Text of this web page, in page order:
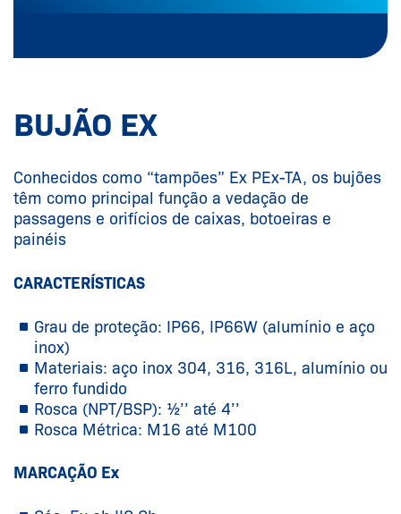
BUJÃO EX
Conhecidos como “tampões” Ex PEx-TA, os bujões
têm como principal função a vedação de
passagens e orifícios de caixas, botoeiras e
painéis
CARACTERÍSTICAS
Grau de proteção: IP66, IP66W (alumínio e aço
inox)
Materiais: aço inox 304, 316, 316L, alumínio ou
ferro fundido
Rosca (NPT/BSP): ½’’ até 4’’
Rosca Métrica: M16 até M100
MARCAÇÃO Ex